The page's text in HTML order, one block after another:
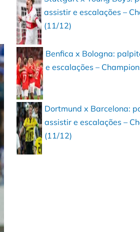
assistir e escalações –
(11/12)
Benfica x Bologna:
e escalações –
Dortmund x Barcelona:
assistir e escalações –
(11/12)